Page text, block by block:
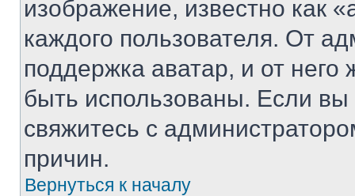
изображение, известно как
каждого пользователя. От
поддержка аватар, и от него
быть использованы. Если
свяжитесь с
причин.
Вернуться к началу